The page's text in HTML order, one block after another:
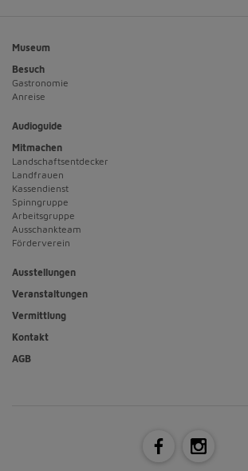
Museum
Besuch
Gastronomie
Anreise
Audioguide
Mitmachen
Landschaftsentdecker
Landfrauen
Kassendienst
Spinngruppe
Arbeitsgruppe
Ausschankteam
Förderverein
Ausstellungen
Veranstaltungen
Vermittlung
Kontakt
AGB